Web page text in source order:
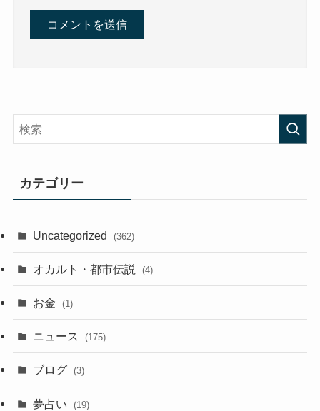
カテゴリー
Uncategorized (362)
オカルト・都市伝説 (4)
お金 (1)
ニュース (175)
ブログ (3)
夢占い (19)